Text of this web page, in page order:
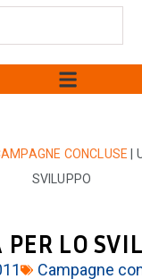
CONCLUSE
SVILUPPO
PER LO
Campagne